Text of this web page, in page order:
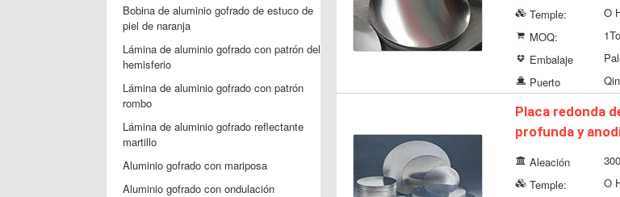
Bobina de aluminio gofrado de estuco de
piel de naranja
Lámina de aluminio gofrado con patrón del
hemisferio
Lámina de aluminio gofrado con patrón
rombo
Lámina de aluminio gofrado reflectante
martillo
Aluminio gofrado con mariposa
Aluminio gofrado con ondulación
Temple:
O
MOQ:
Embalaje
Puerto
Placa redonda
profunda y
Aleación
Temple:
O